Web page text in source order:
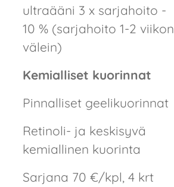
ultraääni 3 x sarjahoito -
10 % (sarjahoito 1-2 viikon
välein)
Kemialliset kuorinnat
Pinnalliset geelikuorinnat
Retinoli- ja keskisyvä
kemiallinen kuorinta
Sarjana 70 €/kpl, 4 krt